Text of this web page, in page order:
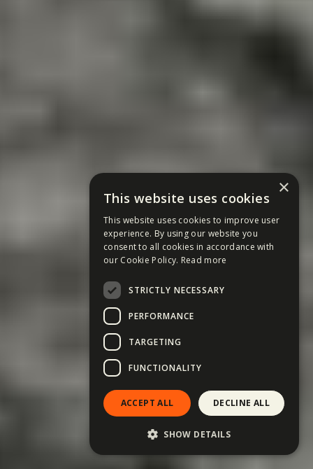
Du-mă acolo! →
×
This website uses cookies
This website uses cookies to improve user
experience. By using our website you
consent to all cookies in accordance with
our Cookie Policy. Read more
STRICTLY NECESSARY
PERFORMANCE
TARGETING
FUNCTIONALITY
ACCEPT ALL DECLINE ALL
SHOW DETAILS